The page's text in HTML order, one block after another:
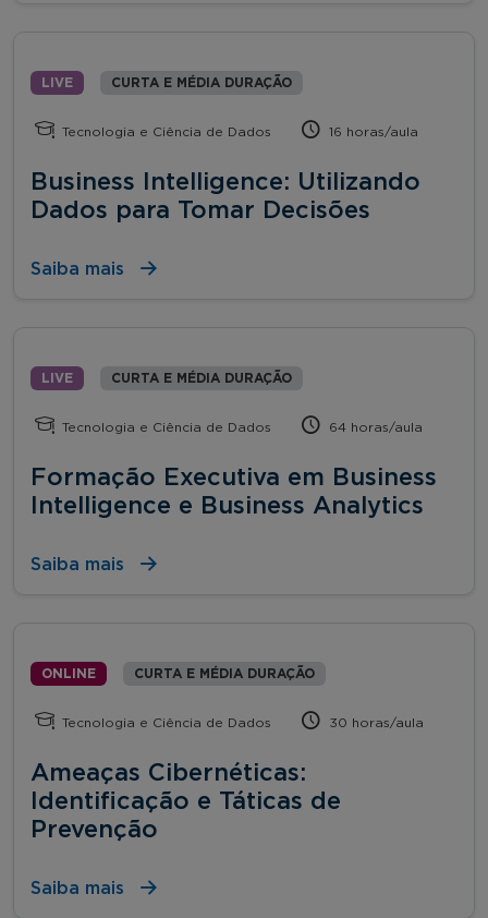
LIVE CURTA E MÉDIA DURAÇÃO
Tecnologia e Ciência de Dados 16 horas/aula
Business Intelligence: Utilizando
Dados para Tomar Decisões
Saiba mais
LIVE CURTA E MÉDIA DURAÇÃO
Tecnologia e Ciência de Dados 64 horas/aula
Formação Executiva em Business
Intelligence e Business Analytics
Saiba mais
ONLINE CURTA E MÉDIA DURAÇÃO
Tecnologia e Ciência de Dados 30 horas/aula
Ameaças Cibernéticas:
Identificação e Táticas de
Prevenção
Saiba mais